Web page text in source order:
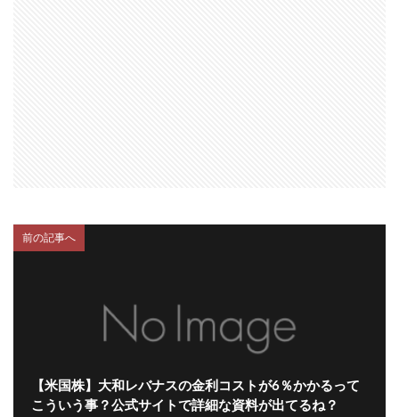
前の記事へ
【米国株】大和レバナスの金利コストが6％かかるって
こういう事？公式サイトで詳細な資料が出てるね？